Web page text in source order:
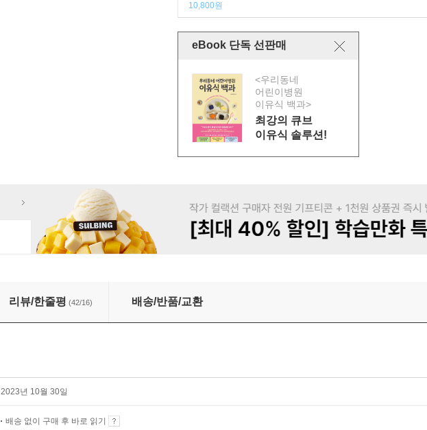
10,800원
eBook 단독 선판매
<우리동네
어린이병원
이유식 백과>
최강의 큐브
이유식 솔루션!
리뷰/한줄평 (42/16) 배송/반품/교환
2023년 10월 30일
배송 없이 구매 후 바로 읽기